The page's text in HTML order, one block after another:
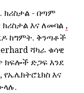
ክሪስታል - በጣም
እና ለመባል ,
ከግምት. ቅንጣቶች
ሻካራ ቁሳዊ
ክፍሎች ድጋፍ እንደ
እና